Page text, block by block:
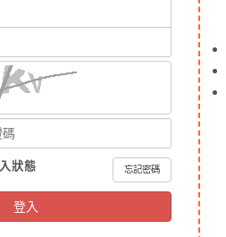
狀態 忘記密碼
登入